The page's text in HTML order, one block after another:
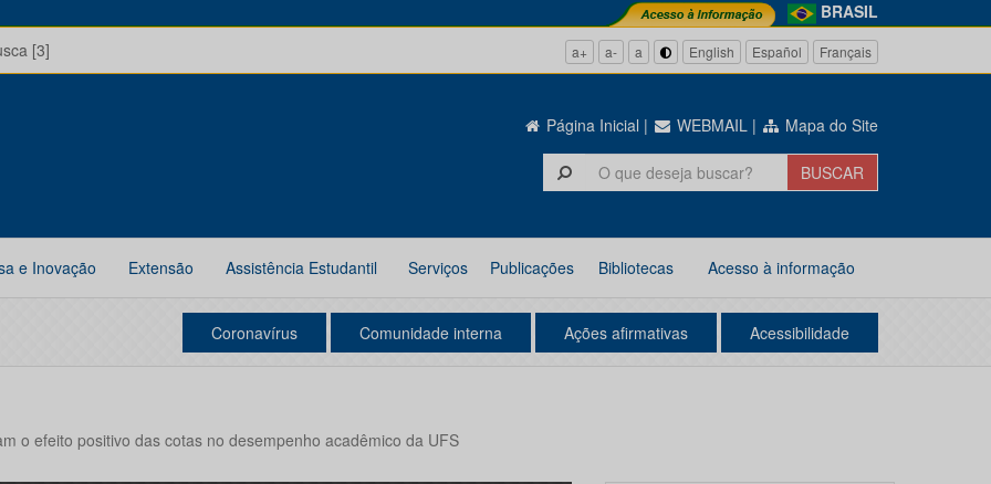
BRASIL
[3]
a+ a- a English Español Français
Página Inicial | WEBMAIL | Mapa do Site
e Inovação Extensão Assistência Estudantil Serviços Publicações Bibliotecas Acesso à informação
Coronavírus Comunidade interna Ações afirmativas Acessibilidade
o efeito positivo das cotas no desempenho acadêmico da UFS